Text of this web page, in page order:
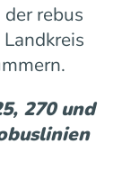
rebus
270 und